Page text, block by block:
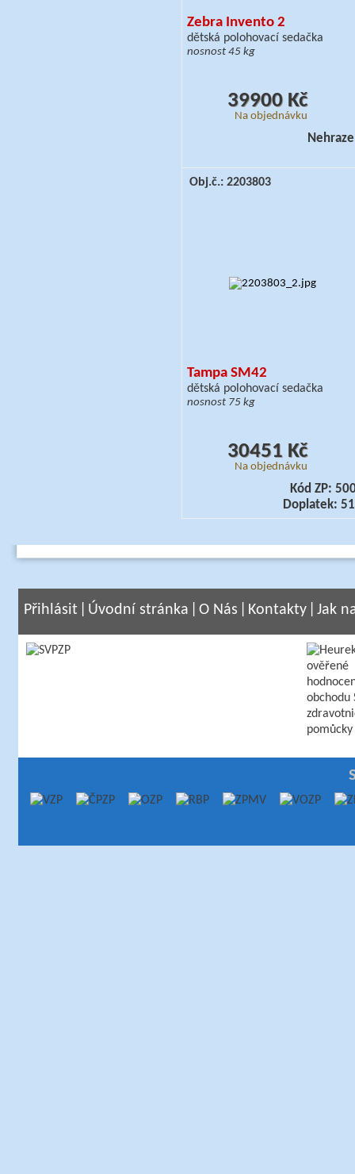
Zebra Invento 2
dětská polohovací sedačka
nosnost 45 kg
39900 Kč
Na objednávku
Obj.č.: 2203803
Tampa SM42
dětská polohovací sedačka
nosnost 75 kg
30451 Kč
Na objednávku
Kód ZP:
Doplatek:
Přihlásit Úvodní stránka O Nás Kontakty Jak